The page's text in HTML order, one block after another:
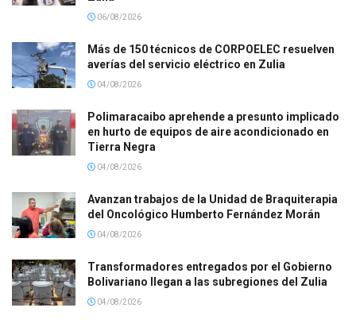
06/08/2026
Más de 150 técnicos de CORPOELEC resuelven
averías del servicio eléctrico en Zulia
04/08/2026
Polimaracaibo aprehende a presunto implicado
en hurto de equipos de aire acondicionado en
Tierra Negra
04/08/2026
Avanzan trabajos de la Unidad de Braquiterapia
del Oncológico Humberto Fernández Morán
04/08/2026
Transformadores entregados por el Gobierno
Bolivariano llegan a las subregiones del Zulia
04/08/2026